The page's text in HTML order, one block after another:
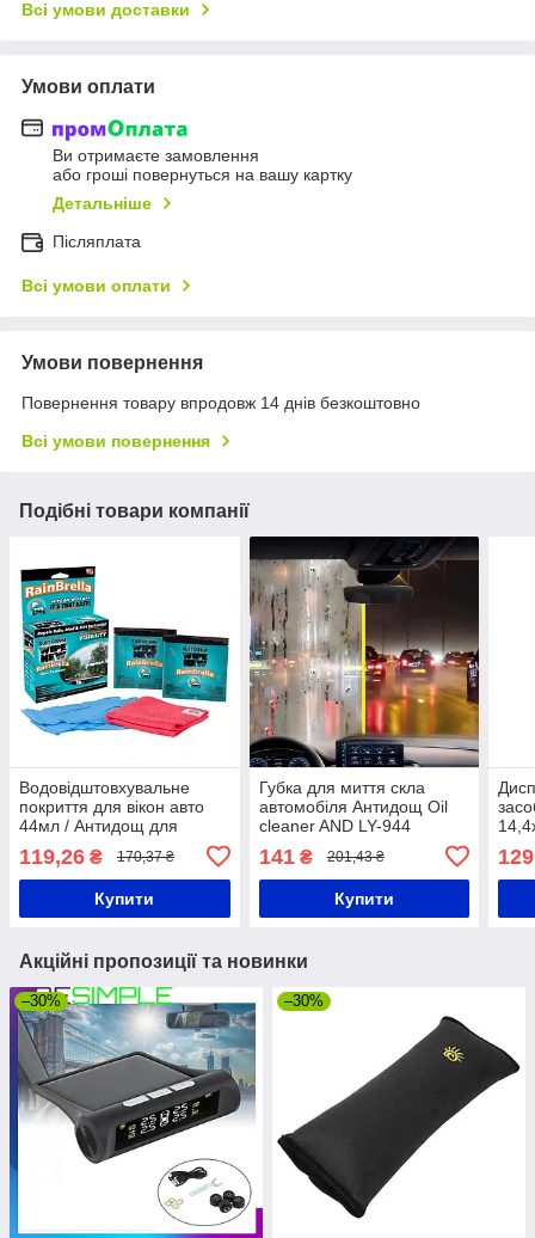
Всі умови доставки
Умови оплати
Ви отримаєте замовлення
або гроші повернуться на вашу картку
Детальніше
Післяплата
Всі умови оплати
Умови повернення
Повернення товару впродовж 14 днів безкоштовно
Всі умови повернення
Подібні товари компанії
Водовідштовхувальне
покриття для вікон авто
44мл / Антидощ для
лобового скла / Антидощ
для авто
119,26 ₴ 170,37 ₴
Купити
Губка для миття скла
автомобіля Антидощ Oil
cleaner AND LY-944
141₴ 201,43 ₴
Купити
129
Акційні пропозиції та новинки
–30% –30%